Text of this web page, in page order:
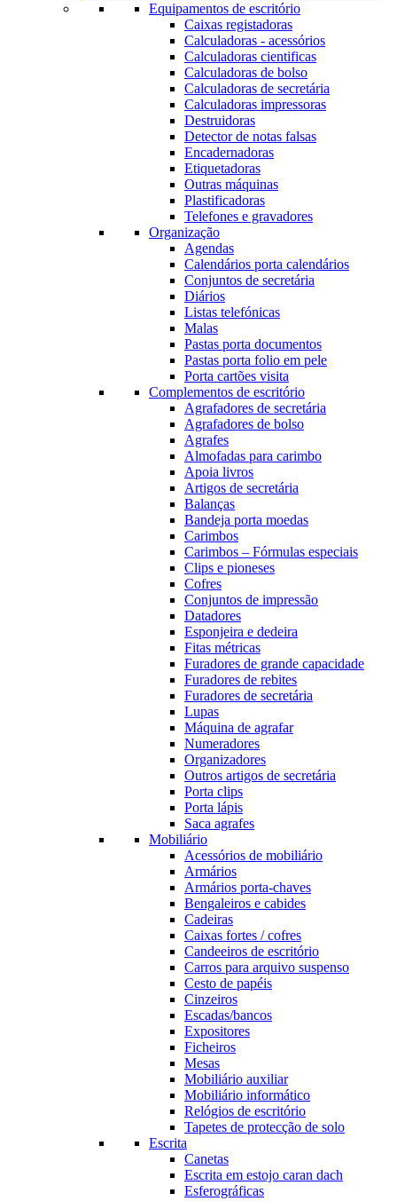
Equipamentos de escritório
Caixas registadoras
Calculadoras - acessórios
Calculadoras cientificas
Calculadoras de bolso
Calculadoras de secretária
Calculadoras impressoras
Destruidoras
Detector de notas falsas
Encadernadoras
Etiquetadoras
Outras máquinas
Plastificadoras
Telefones e gravadores
Organização
Agendas
Calendários porta calendários
Conjuntos de secretária
Diários
Listas telefónicas
Malas
Pastas porta documentos
Pastas porta folio em pele
Porta cartões visita
Complementos de escritório
Agrafadores de secretária
Agrafadores de bolso
Agrafes
Almofadas para carimbo
Apoia livros
Artigos de secretária
Balanças
Bandeja porta moedas
Carimbos
Carimbos – Fórmulas especiais
Clips e pioneses
Cofres
Conjuntos de impressão
Datadores
Esponjeira e dedeira
Fitas métricas
Furadores de grande capacidade
Furadores de rebites
Furadores de secretária
Lupas
Máquina de agrafar
Numeradores
Organizadores
Outros artigos de secretária
Porta clips
Porta lápis
Saca agrafes
Mobiliário
Acessórios de mobiliário
Armários
Armários porta-chaves
Bengaleiros e cabides
Cadeiras
Caixas fortes / cofres
Candeeiros de escritório
Carros para arquivo suspenso
Cesto de papéis
Cinzeiros
Escadas/bancos
Expositores
Ficheiros
Mesas
Mobiliário auxiliar
Mobiliário informático
Relógios de escritório
Tapetes de protecção de solo
Escrita
Canetas
Escrita em estojo caran dach
Esferográficas